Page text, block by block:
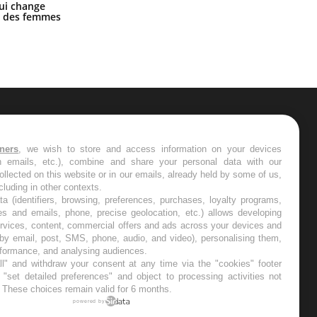
change
femmes
les semaines les meilleures
, we wish to store and access information on your devices
emails, etc.), combine and share your personal data with our
on this website or in our emails, already held by some of us,
in other contexts.
(identifiers, browsing, preferences, purchases, loyalty programs,
and emails, phone, precise geolocation, etc.) allows developing
content, commercial offers and ads across your devices and
email, post, SMS, phone, audio, and video), personalising them,
and analysing audiences.
and withdraw your consent at any time via the "cookies" footer
detailed preferences" and object to processing activities not
choices remain valid for 6 months.
powered by